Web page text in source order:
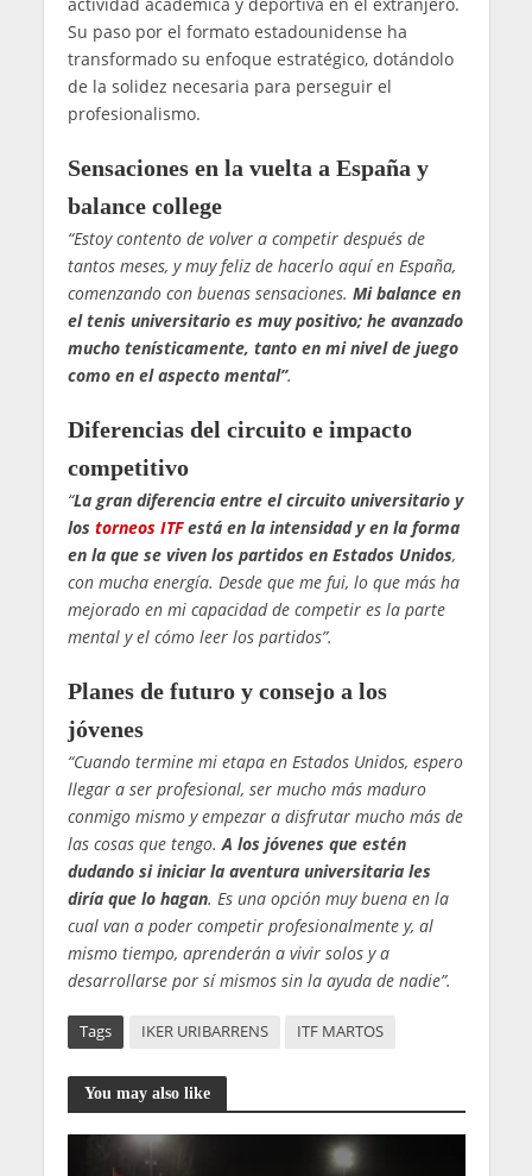
actividad académica y deportiva en el extranjero.
Su paso por el formato estadounidense ha
transformado su enfoque estratégico, dotándolo
de la solidez necesaria para perseguir el
profesionalismo.
Sensaciones en la vuelta a España y
balance college
“Estoy contento de volver a competir después de
tantos meses, y muy feliz de hacerlo aquí en España,
comenzando con buenas sensaciones. Mi balance en
el tenis universitario es muy positivo; he avanzado
mucho tenísticamente, tanto en mi nivel de juego
como en el aspecto mental”.
Diferencias del circuito e impacto
competitivo
“La gran diferencia entre el circuito universitario y
los torneos ITFestá en la intensidad y en la forma
en la que se viven los partidos en Estados Unidos,
con mucha energía. Desde que me fui, lo que más ha
mejorado en mi capacidad de competir es la parte
mental y el cómo leer los partidos”.
Planes de futuro y consejo a los
jóvenes
“Cuando termine mi etapa en Estados Unidos, espero
llegar a ser profesional, ser mucho más maduro
conmigo mismo y empezar a disfrutar mucho más de
las cosas que tengo.A los jóvenes que estén
dudando si iniciar la aventura universitaria les
diría que lo hagan. Es una opción muy buena en la
cual van a poder competir profesionalmente y, al
mismo tiempo, aprenderán a vivir solos y a
desarrollarse por sí mismos sin la ayuda de nadie”.
Tags IKER URIBARRENS ITF MARTOS
You may also like